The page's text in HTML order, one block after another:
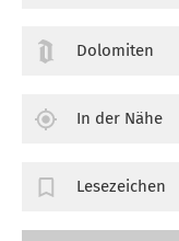
Dolomiten
In der Nähe
Lesezeichen